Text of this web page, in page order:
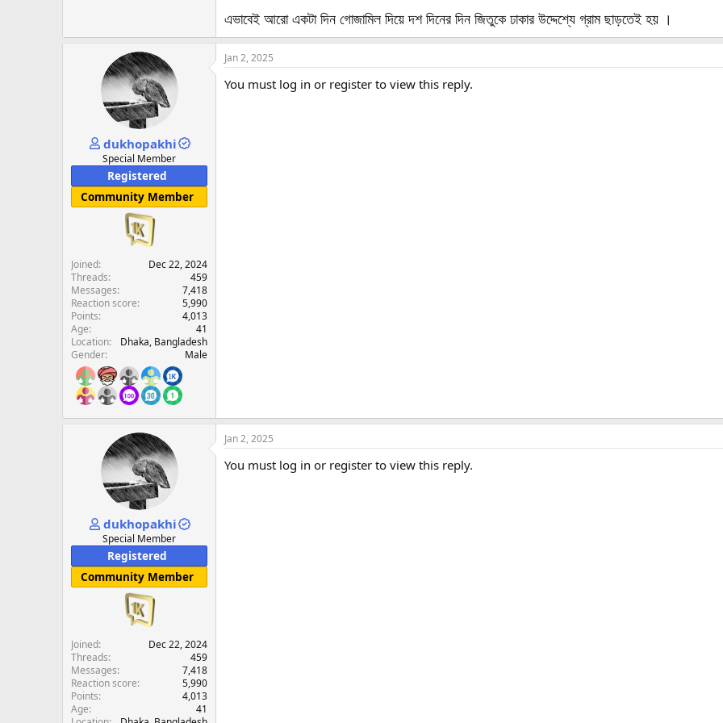
এভাবেই আরো একটা দিন গোজামিল দিয়ে দশ দিনের দিন জিতুকে ঢাকার উদ্দেশ্যে গ্রাম ছাড়তেই হয় ।
dukhopakhi
Special Member
Registered
Community Member
Joined
Dec 22, 2024
Threads
459
Messages
7,418
Reaction score
5,990
Points
4,013
Age
41
Location
Dhaka, Bangladesh
Gender
Male
Jan 2, 2025
You must log in or register to view this reply.
dukhopakhi
Special Member
Registered
Community Member
Joined
Dec 22, 2024
Threads
459
Messages
7,418
Reaction score
5,990
Points
4,013
Age
41
Jan 2, 2025
You must log in or register to view this reply.